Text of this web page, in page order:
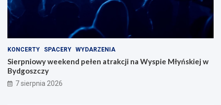
KONCERTY SPACERY WYDARZENIA
Sierpniowy weekend pełen atrakcji na Wyspie Młyńskiej w
Bydgoszczy
7 sierpnia 2026